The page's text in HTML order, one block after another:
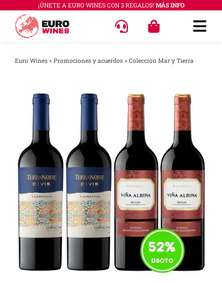
contenido
¡ÚNETE A EURO WINES CON 3 REGALOS! MÁS INFO
QUÉ
Euro Wines» Promociones y acuerdos» Colección Mar y Tierra